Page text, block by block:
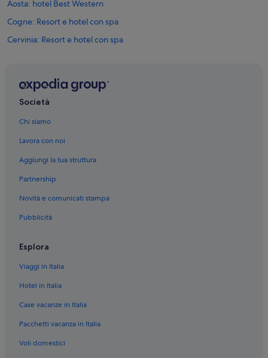
Aosta: hotel Best Western
Cogne: Resort e hotel con spa
Cervinia: Resort e hotel con spa
La Thuile: hotel a 3 stelle
Morgex: hotel a 3 stelle
Courmayeur: hotel
La Palud: hotel
Cogne: hotel
Champoluc: hotel
Chamois: hotel
Gressoney-Saint-Jean: hotel
Saint-Vincent: hotel
Torgnon: hotel
Cervinia: hotel
Società
Chi siamo
Lavora con noi
Aggiungi la tua struttura
Partnership
Novità e comunicati stampa
Pubblicità
Esplora
Viaggi in Italia
Hotel in Italia
Case vacanze in Italia
Pacchetti vacanza in Italia
Voli domestici